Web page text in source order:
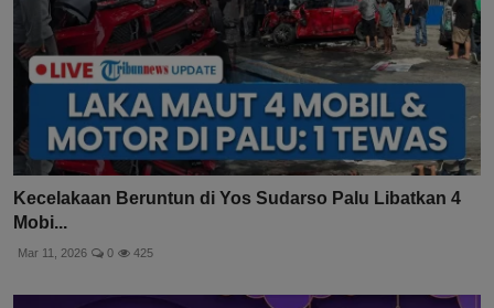
Kecelakaan Beruntun di Yos Sudarso Palu Libatkan 4
Mobi...
Mar 11, 2026 0 425